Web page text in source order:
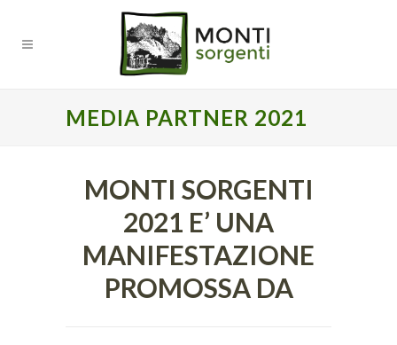
MEDIA PARTNER 2021
MONTI SORGENTI
2021 E’ UNA
MANIFESTAZIONE
PROMOSSA DA